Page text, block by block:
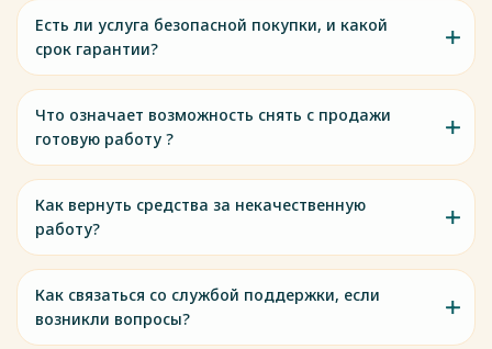
Есть ли услуга безопасной покупки, и какой
срок гарантии?
Что означает возможность снять с продажи
готовую работу ?
Как вернуть средства за некачественную
работу?
Как связаться со службой поддержки, если
возникли вопросы?